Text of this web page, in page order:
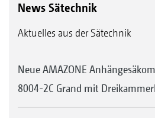
News Sätechnik
Aktuelles aus der Sätechnik
Neue AMAZONE
8004-2C Grand mit